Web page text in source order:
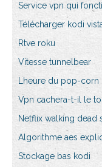
Service vpn qui
Télécharger kodi
Rtve roku
Vitesse tunnelbear
Lheure du pop-corn
Vpn cachera-t-il le
Netflix walking dead
Algorithme aes
Stockage bas kodi